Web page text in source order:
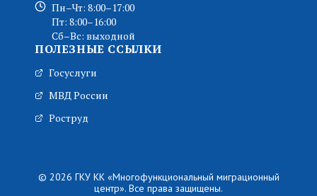
Пн–Чт: 8:00–17:00
Пт: 8:00–16:00
Сб–Вс: выходной
ПОЛЕЗНЫЕ ССЫЛКИ
Госуслуги
МВД России
Роструд
© 2026 ГКУ КК «Многофункциональный миграционный
центр». Все права защищены.